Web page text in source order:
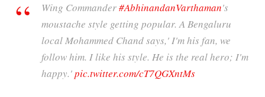
Wing Commander#AbhinandanVarthaman's
moustache style getting popular. A Bengaluru
local Mohammed Chand says,' I'm his fan, we
follow him. I like his style. He is the real hero; I'm
happy.'pic.twitter.com/cT7QGXntMs